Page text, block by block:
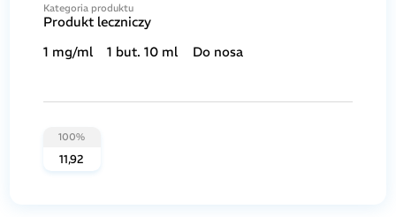
Kategoria produktu
Produkt leczniczy
1 mg/ml
1 but. 10 ml Do nosa
100%
11,92